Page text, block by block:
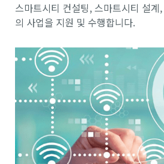
스마트시티 컨설팅, 스마트시티 설
의 사업을 지원 및 수행합니다.